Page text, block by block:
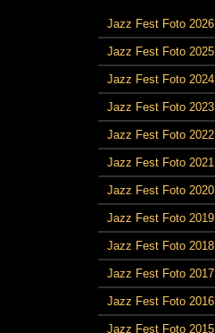
Jazz Fest Foto 2026
Jazz Fest Foto 2025
Jazz Fest Foto 2024
Jazz Fest Foto 2023
Jazz Fest Foto 2022
Jazz Fest Foto 2021
Jazz Fest Foto 2020
Jazz Fest Foto 2019
Jazz Fest Foto 2018
Jazz Fest Foto 2017
Jazz Fest Foto 2016
Jazz Fest Foto 2015